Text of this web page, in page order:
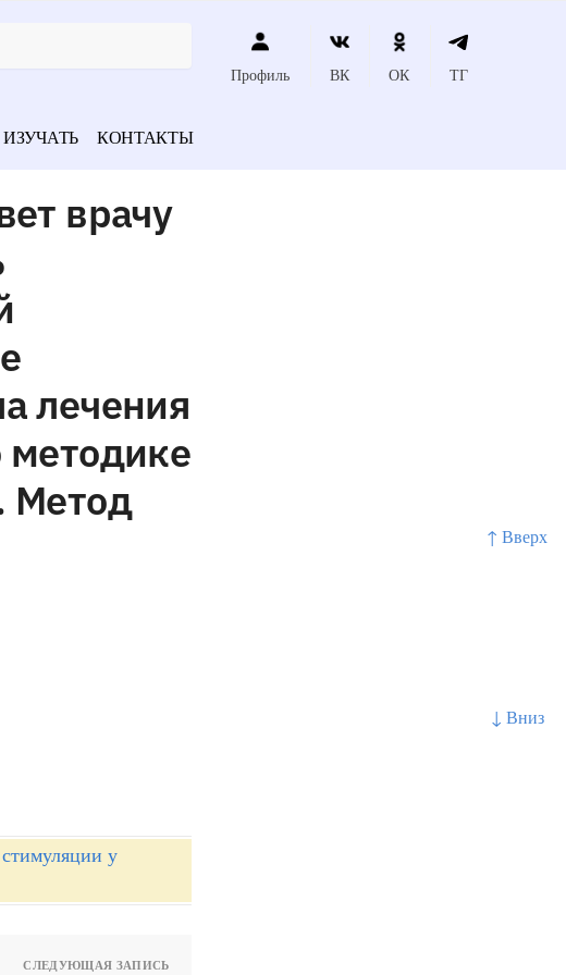
↑ Вверх
↓ Вниз
Профиль ВК ОК ТГ
КОНТАКТЫ
врачу
лечения
методике
Метод
у
СЛЕДУЮЩАЯ ЗАПИСЬ